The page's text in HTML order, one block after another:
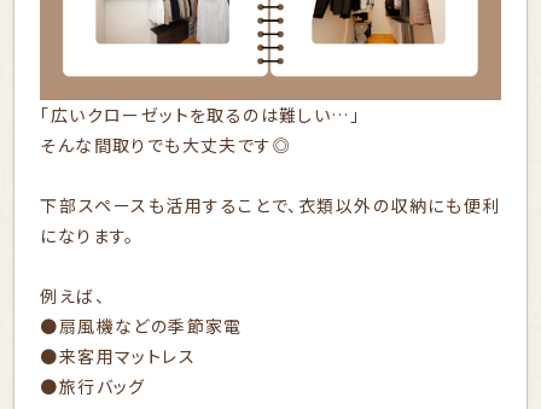
「広いクローゼットを取るのは難しい…」
そんな間取りでも大丈夫です◎
下部スペースも活用することで、衣類以外の収納にも便利
になります。
例えば、
●扇風機などの季節家電
●来客用マットレス
●旅行バッグ